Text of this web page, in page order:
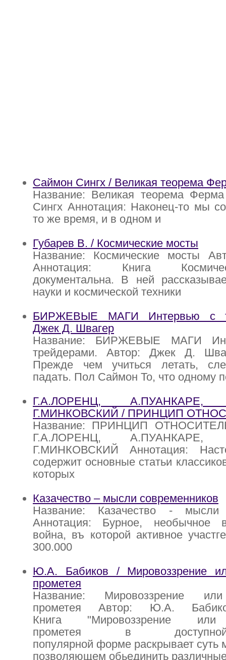
Саймон Сингх / Великая теорема
Название: Великая теорема
Сингх Аннотация: Наконец-то мы
то же время, и в одном и
Губарев В. / Космические мосты
Название: Космические мосты
Аннотация: Книга
документальна. В ней
науки и космической техники
БИРЖЕВЫЕ МАГИ Интервью с
Джек Д. Швагер
Название: БИРЖЕВЫЕ МАГИ
трейдерами. Автор: Джек Д.
Прежде чем учиться летать,
падать. Пол Саймон То, что одному
Г.А.ЛОРЕНЦ, А.ПУАНКАРЕ,
Г.МИНКОВСКИЙ / ПРИНЦИП
Название: ПРИНЦИП
Г.А.ЛОРЕНЦ, А.ПУАНКАРЕ,
Г.МИНКОВСКИЙ Аннотация:
содержит основные статьи
которых
Казачество – мысли современников
Название: Казачество - мысли
Аннотация: Бурное, необычное
война, въ которой активное
300.000
Ю.А. Бабиков / Мировоззрение
прометея
Название: Мировоззрение
прометея Автор: Ю.А.
Книга "Мировоззрение или
прометея в
популярной форме раскрывает
позволяющем обьединить